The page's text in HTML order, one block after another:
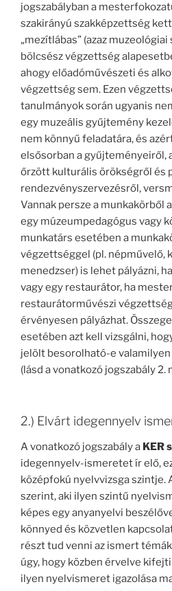
jogszabályban a
szakirányú szakképzettség
„mezítlábas” (azaz
bölcsész végzettség
ahogy előadóművészeti és
végzettség sem. Ezen
tanulmányok során ugyanis
egy muzeális gyűjtemény
nem könnyű feladatára, és
elsősorban a gyűjteményeiről,
őrzött kulturális örökségről és
rendezvényszervezésről,
Vannak persze a munkakörből
egy múzeumpedagógus vagy
munkatárs esetében a
végzettséggel (pl. népművelő,
menedzser) is lehet pályázni,
vagy egy restaurátor, ha
restaurátorművészi
érvényesen pályázhat.
esetében azt kell vizsgálni,
jelölt besorolható-e
(lásd a vonatkozó jogszabály
2.) Elvárt idegennyelv
A vonatkozó jogszabály a KER
idegennyelv-ismeretet ír elő,
középfokú nyelvvizsga szintje.
szerint, aki ilyen szintű
képes egy anyanyelvi
könnyed és közvetlen
részt tud venni az ismert
úgy, hogy közben érvelve
ilyen nyelvismeret igazolása